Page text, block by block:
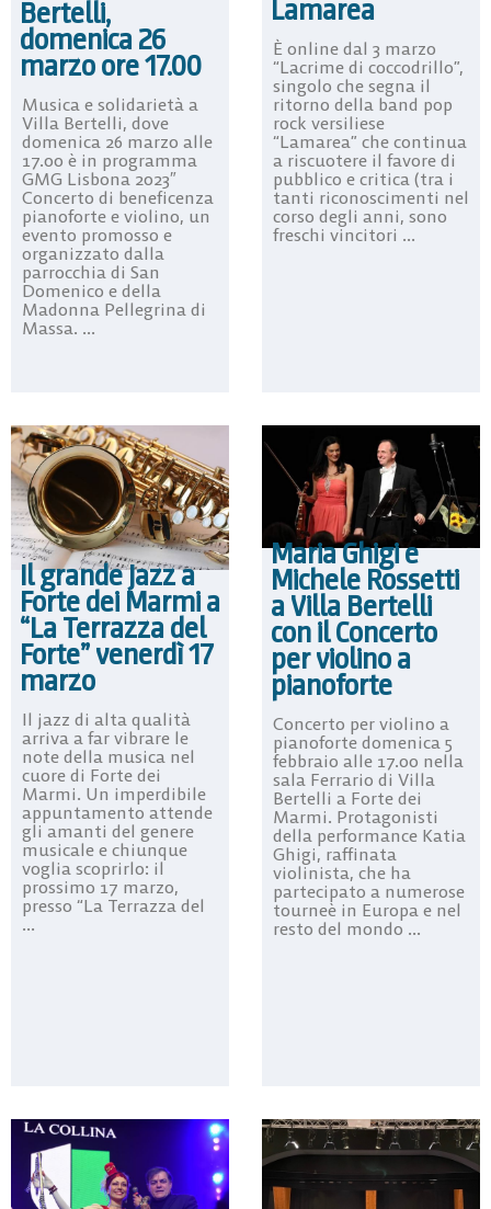
Bertelli,
domenica 26
marzo ore 17.00
Musica e solidarietà a
Villa Bertelli, dove
domenica 26 marzo alle
17.00 è in programma
GMG Lisbona 2023″
Concerto di beneficenza
pianoforte e violino, un
evento promosso e
organizzato dalla
parrocchia di San
Domenico e della
Madonna Pellegrina di
Massa. ...
Lamarea
È online dal 3 marzo
“Lacrime di coccodrillo”,
singolo che segna il
ritorno della band pop
rock versiliese
“Lamarea” che continua
a riscuotere il favore di
pubblico e critica (tra i
tanti riconoscimenti nel
corso degli anni, sono
freschi vincitori ...
Il grande Jazz a
Forte dei Marmi a
“La Terrazza del
Forte” venerdì 17
marzo
Il jazz di alta qualità
arriva a far vibrare le
note della musica nel
cuore di Forte dei
Marmi. Un imperdibile
appuntamento attende
gli amanti del genere
musicale e chiunque
voglia scoprirlo: il
prossimo 17 marzo,
presso “La Terrazza del
...
Maria Ghigi e
Michele Rossetti
a Villa Bertelli
con il Concerto
per violino a
pianoforte
Concerto per violino a
pianoforte domenica 5
febbraio alle 17.00 nella
sala Ferrario di Villa
Bertelli a Forte dei
Marmi. Protagonisti
della performance Katia
Ghigi, raffinata
violinista, che ha
partecipato a numerose
tourneè in Europa e nel
resto del mondo ...